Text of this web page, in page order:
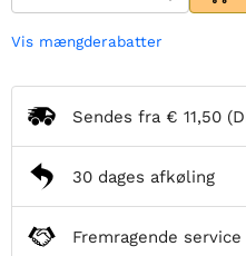
Vis mængderabatter
Sendes fra € 11,50
30 dages afkøling
Fremragende service